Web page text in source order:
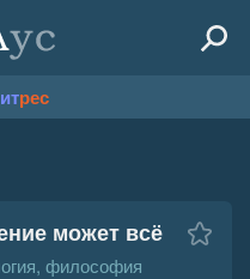
рес
может всё
философия